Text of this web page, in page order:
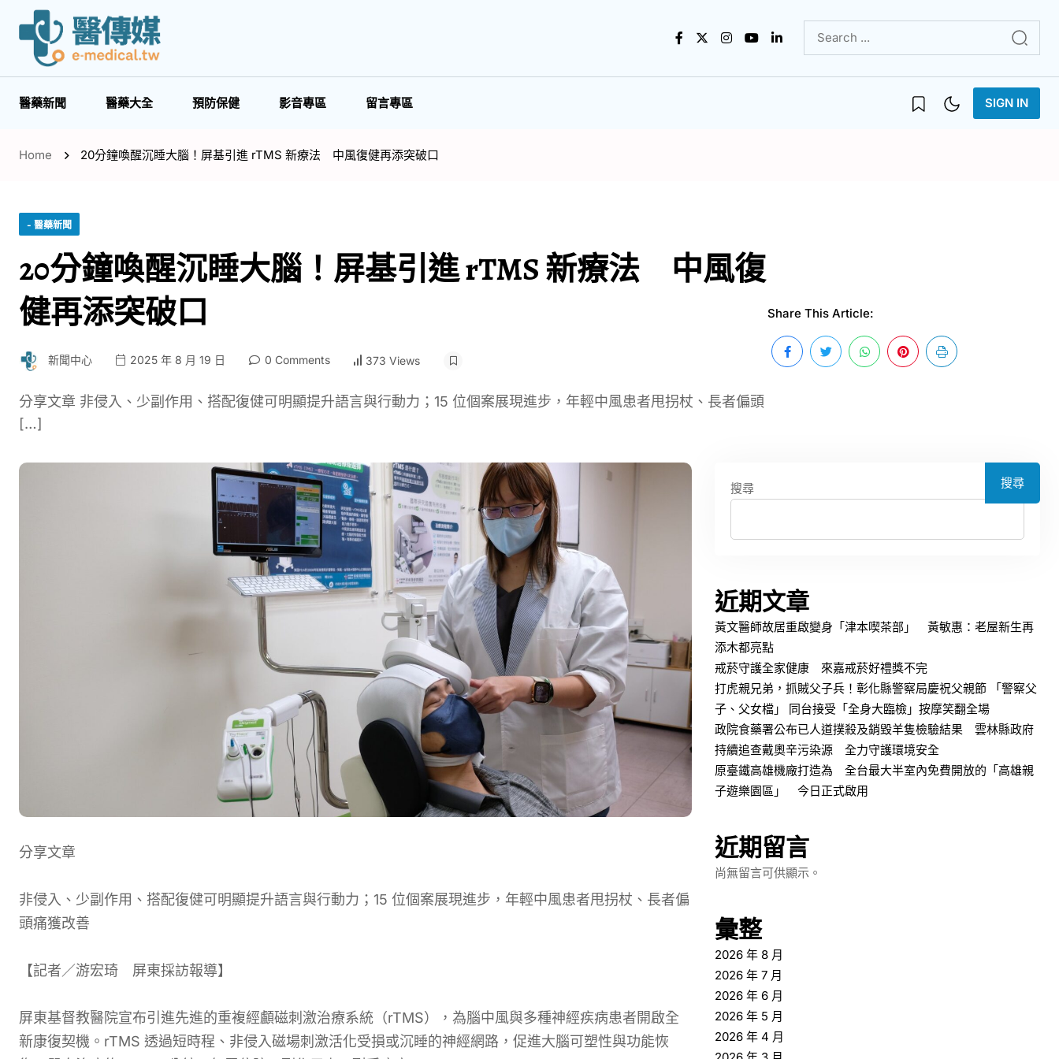
醫藥新聞 醫藥大全 預防保健 影音專區 留言專區 SIGN IN
Home 20分鐘喚醒沉睡大腦！屏基引進 rTMS 新療法 中風復健再添突破口
- 醫藥新聞
20分鐘喚醒沉睡大腦！屏基引進 rTMS 新療法 中風復
健再添突破口
新聞中心 2025 年 8 月 19 日 0 Comments 373 Views
分享文章 非侵入、少副作用、搭配復健可明顯提升語言與行動力；15 位個案展現進步，年輕中風患者甩拐杖、長者偏頭
[…]
Share This Article:
分享文章
非侵入、少副作用、搭配復健可明顯提升語言與行動力；15 位個案展現進步，年輕中風患者甩拐杖、長者偏
頭痛獲改善
【記者／游宏琦 屏東採訪報導】
屏東基督教醫院宣布引進先進的重複經顱磁刺激治療系統（rTMS），為腦中風與多種神經疾病患者開啟全
新康復契機。rTMS 透過短時程、非侵入磁場刺激活化受損或沉睡的神經網路，促進大腦可塑性與功能恢
搜尋 搜尋
近期文章
黃文醫師故居重啟變身「津本喫茶部」 黃敏惠：老屋新生再
添木都亮點
戒菸守護全家健康 來嘉戒菸好禮獎不完
打虎親兄弟，抓賊父子兵！彰化縣警察局慶祝父親節 「警察父
子、父女檔」 同台接受「全身大臨檢」按摩笑翻全場
政院食藥署公布已人道撲殺及銷毀羊隻檢驗結果 雲林縣政府
持續追查戴奧辛污染源 全力守護環境安全
原臺鐵高雄機廠打造為 全台最大半室內免費開放的「高雄親
子遊樂園區」 今日正式啟用
近期留言
尚無留言可供顯示。
彙整
2026 年 8 月
2026 年 7 月
2026 年 6 月
2026 年 5 月
2026 年 4 月